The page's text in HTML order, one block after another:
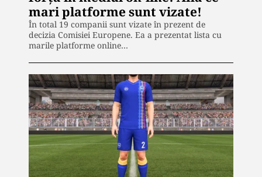
mari platforme sunt vizate!
În total 19 companii sunt vizate în prezent de
decizia Comisiei Europene. Ea a prezentat lista cu
marile platforme online…